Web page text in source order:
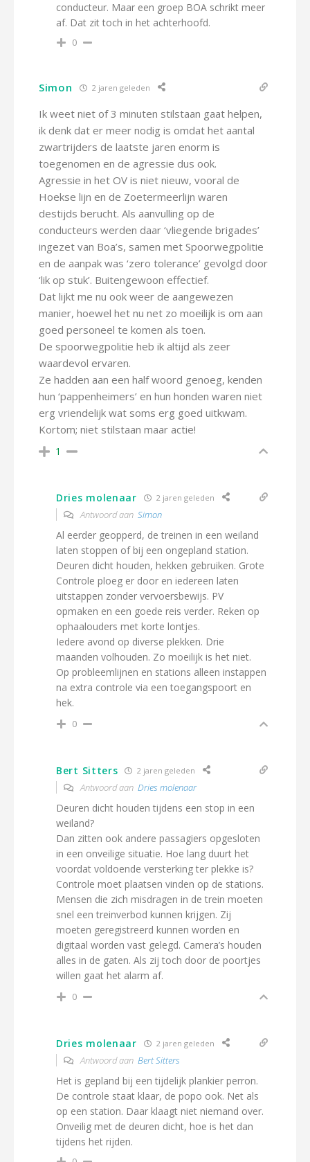
conducteur. Maar een groep BOA schrikt meer
af. Dat zit toch in het achterhoofd.
0
Simon 2 jaren geleden
Ik weet niet of 3 minuten stilstaan gaat helpen,
ik denk dat er meer nodig is omdat het aantal
zwartrijders de laatste jaren enorm is
toegenomen en de agressie dus ook.
Agressie in het OV is niet nieuw, vooral de
Hoekse lijn en de Zoetermeerlijn waren
destijds berucht. Als aanvulling op de
conducteurs werden daar ‘vliegende brigades’
ingezet van Boa’s, samen met Spoorwegpolitie
en de aanpak was ‘zero tolerance’ gevolgd door
‘lik op stuk’. Buitengewoon effectief.
Dat lijkt me nu ook weer de aangewezen
manier, hoewel het nu net zo moeilijk is om aan
goed personeel te komen als toen.
De spoorwegpolitie heb ik altijd als zeer
waardevol ervaren.
Ze hadden aan een half woord genoeg, kenden
hun ‘pappenheimers’ en hun honden waren niet
erg vriendelijk wat soms erg goed uitkwam.
Kortom; niet stilstaan maar actie!
1
Dries molenaar 2 jaren geleden
Antwoord aan Simon
Al eerder geopperd, de treinen in een weiland
laten stoppen of bij een ongepland station.
Deuren dicht houden, hekken gebruiken. Grote
Controle ploeg er door en iedereen laten
uitstappen zonder vervoersbewijs. PV
opmaken en een goede reis verder. Reken op
ophaalouders met korte lontjes.
Iedere avond op diverse plekken. Drie
maanden volhouden. Zo moeilijk is het niet.
Op probleemlijnen en stations alleen instappen
na extra controle via een toegangspoort en
hek.
0
Bert Sitters 2 jaren geleden
Antwoord aan Dries molenaar
Deuren dicht houden tijdens een stop in een
weiland?
Dan zitten ook andere passagiers opgesloten
in een onveilige situatie. Hoe lang duurt het
voordat voldoende versterking ter plekke is?
Controle moet plaatsen vinden op de stations.
Mensen die zich misdragen in de trein moeten
snel een treinverbod kunnen krijgen. Zij
moeten geregistreerd kunnen worden en
digitaal worden vast gelegd. Camera’s houden
alles in de gaten. Als zij toch door de poortjes
willen gaat het alarm af.
0
Dries molenaar 2 jaren geleden
Antwoord aan Bert Sitters
Het is gepland bij een tijdelijk plankier perron.
De controle staat klaar, de popo ook. Net als
op een station. Daar klaagt niet niemand over.
Onveilig met de deuren dicht, hoe is het dan
tijdens het rijden.